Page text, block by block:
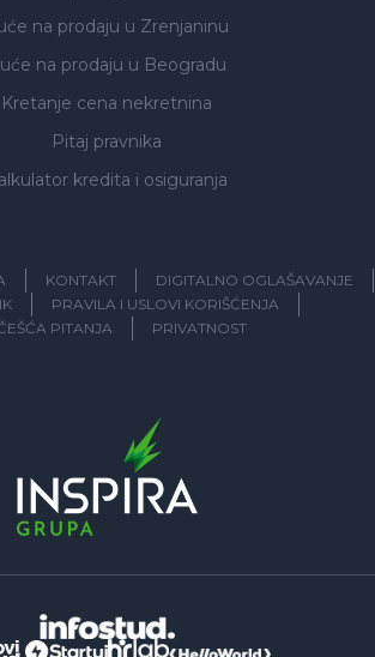
na prodaju u Zrenjaninu
na prodaju u Beogradu
Kretanje cena nekretnina
Pitaj pravnika
kredita i osiguranja
KONTAKT
DIGITALNO OGLAŠAVANJE
PRAVILA I USLOVI KORIŠĆENJA
PITANJA
PRIVATNOST